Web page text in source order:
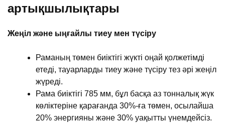
артықшылықтары
Жеңіл және ыңғайлы тиеу мен түсіру
Раманың төмен биіктігі жүкті оңай қолжетімді
етеді, тауарларды тиеу және түсіру тез әрі жеңіл
жүреді.
Рама биіктігі 785 мм, бұл басқа аз тонналық жүк
көліктеріне қарағанда 30%-ға төмен, осылайша
20% энергияны және 30% уақытты үнемдейсіз.